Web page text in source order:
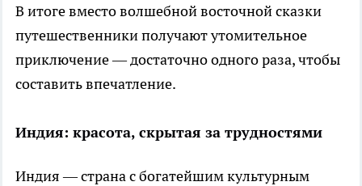
В итоге вместо волшебной восточной сказки
путешественники получают утомительное
приключение — достаточно одного раза, чтобы
составить впечатление.
Индия: красота, скрытая за трудностями
Индия — страна с богатейшим культурным